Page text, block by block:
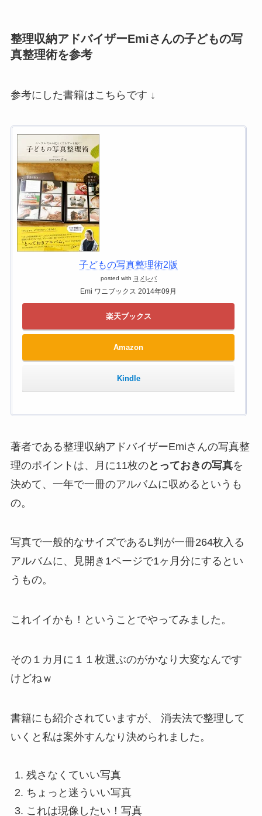
整理収納アドバイザーEmiさんの子どもの写
真整理術を参考
参考にした書籍はこちらです ↓
子どもの写真整理術2版
posted with ヨメレバ
Emi ワニブックス 2014年09月
楽天ブックス
Amazon
Kindle
著者である整理収納アドバイザーEmiさんの写真整
理のポイントは、月に11枚のとっておきの写真を
決めて、一年で一冊のアルバムに収めるというも
の。
写真で一般的なサイズであるL判が一冊264枚入る
アルバムに、見開き1ページで1ヶ月分にするとい
うもの。
これイイかも！ということでやってみました。
その１カ月に１１枚選ぶのがかなり大変なんです
けどねｗ
書籍にも紹介されていますが、 消去法で整理して
いくと私は案外すんなり決められました。
残さなくていい写真
ちょっと迷ういい写真
これは現像したい！写真